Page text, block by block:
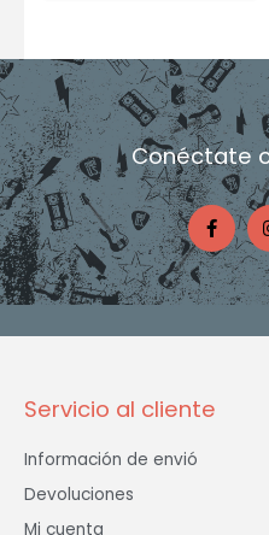
Conéctate
F
a
c
e
b
o
o
Servicio al cliente
Información de envió
Devoluciones
Mi cuenta